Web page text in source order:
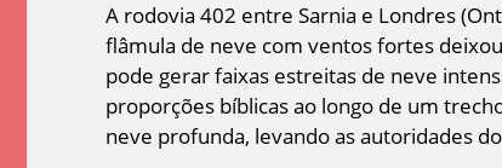
A rodovia 402 entre Sarnia e Londres
flâmula de neve com ventos fortes
pode gerar faixas estreitas de neve
proporções bíblicas ao longo de um
neve profunda, levando as autoridades